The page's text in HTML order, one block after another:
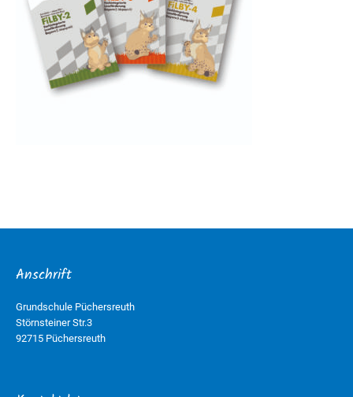
Anschrift
Grundschule Püchersreuth
Störnsteiner Str.3
92715 Püchersreuth